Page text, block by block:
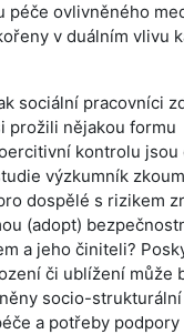
péče ovlivněného
v duálním vlivu
sociální pracovníci
prožili nějakou formu
kontrolu jsou
výzkumník
dospělé s rizikem
(adopt)
a jeho činiteli?
či ublížení může
socio-
a potřeby podpory